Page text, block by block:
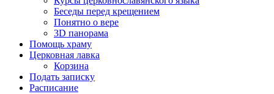
Беседы перед крещением
Понятно о вере
3D панорама
Помощь храму
Церковная лавка
Корзина
Подать записку
Расписание